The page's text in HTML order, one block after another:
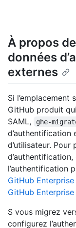
À propos
données
externes
Si
GitHub produit
SAML,
ghe-
d’authentification
d’utilisateur.
l’authentification
GitHub
GitHub
S vous migrez
configurez